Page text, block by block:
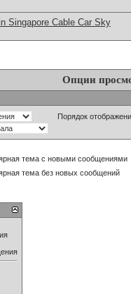
Singapore Cable Car Sky
Опции
Порядок
тема с новыми сообщениями
тема без новых сообщений